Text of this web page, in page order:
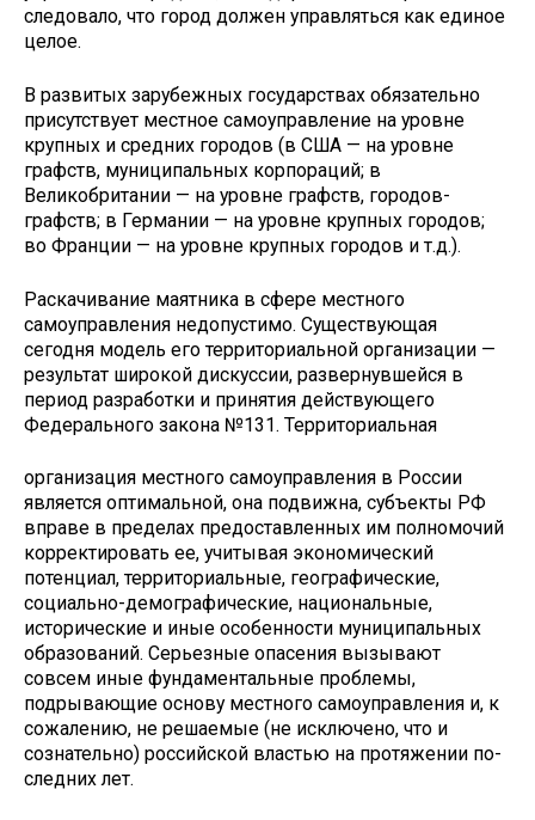
следовало, что город должен управляться как единое
целое.
В развитых зарубежных государствах обязательно
при­сутствует местное самоуправление на уровне
крупных и средних городов (в США — на уровне
графств, муниципаль­ных корпораций; в
Великобритании — на уровне графств, городов-
графств; в Германии — на уровне крупных городов;
во Франции — на уровне крупных городов и т.д.).
Раскачивание маятника в сфере местного
самоуправле­ния недопустимо. Существующая
сегодня модель его тер­риториальной организации —
результат широкой дискус­сии, развернувшейся в
период разработки и принятия дей­ствующего
Федерального закона №131. Территориальная
организация местного самоуправления в России
является оптимальной, она подвижна, субъекты РФ
вправе в преде­лах предоставленных им полномочий
корректировать ее, учитывая экономический
потенциал, территориальные, гео­графические,
социально-демографические, национальные,
исторические и иные особенности муниципальных
образо­ваний. Серьезные опасения вызывают
совсем иные фунда­ментальные проблемы,
подрывающие основу местного са­моуправления и, к
сожалению, не решаемые (не исключено, что и
сознательно) российской властью на протяжении по­
следних лет.